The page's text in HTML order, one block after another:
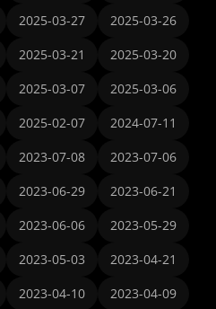
2025-03-27
2025-03-26
2025-03-21
2025-03-20
2025-03-07
2025-03-06
2025-02-07
2024-07-11
2023-07-08
2023-07-06
2023-06-29
2023-06-21
2023-06-06
2023-05-29
2023-05-03
2023-04-21
2023-04-10
2023-04-09